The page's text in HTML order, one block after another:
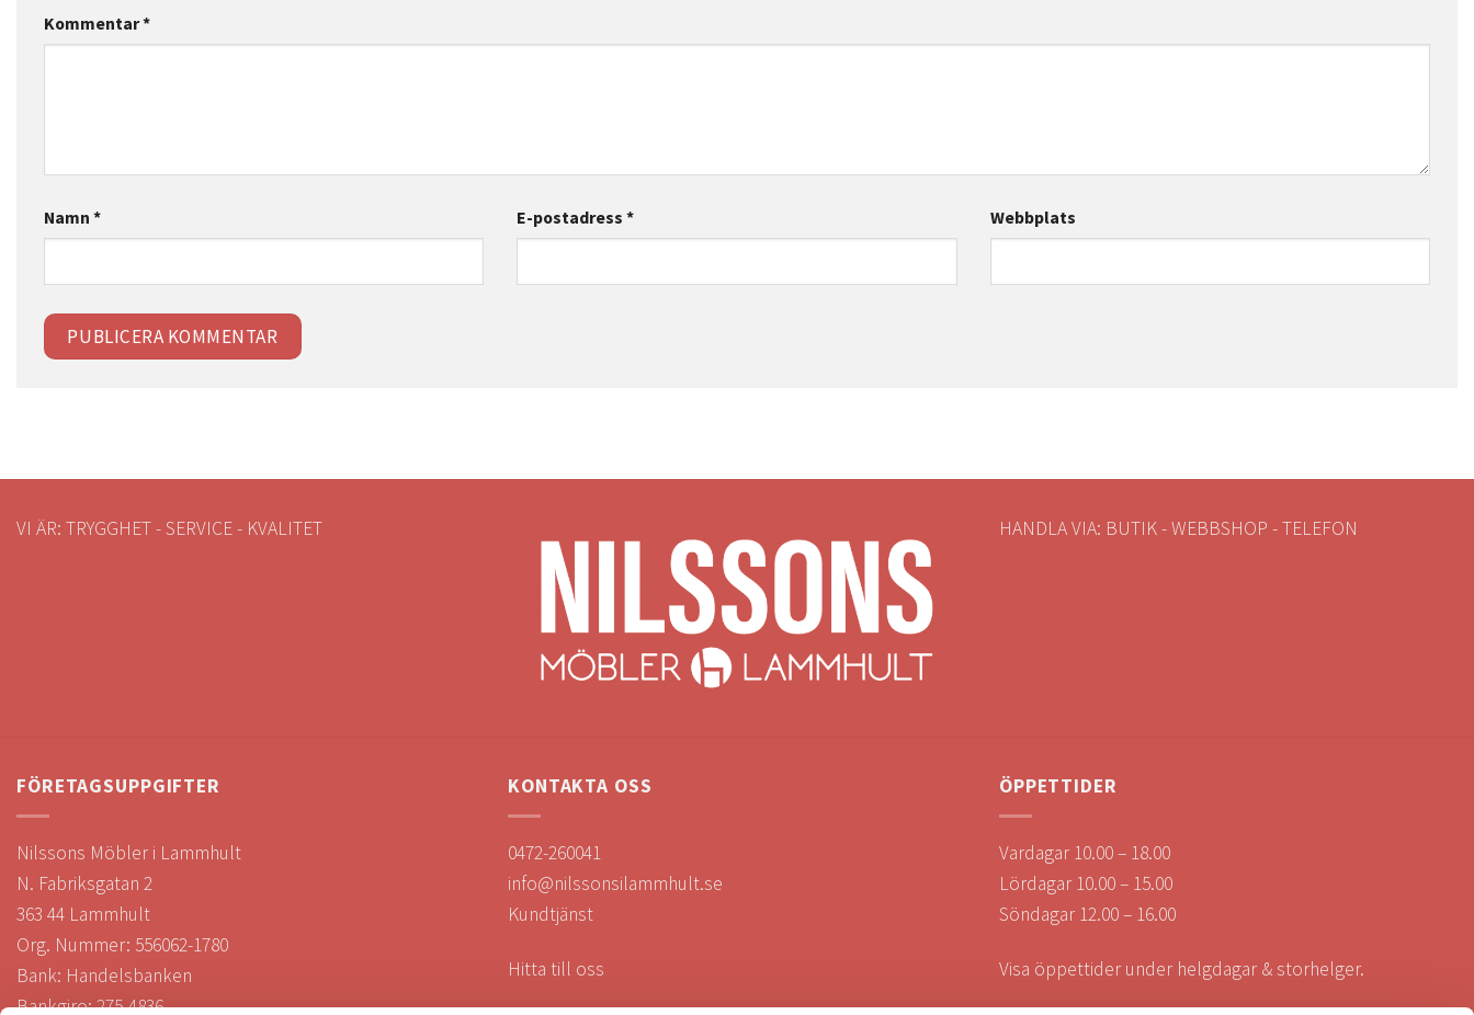
Kommentar*
Namn * E-postadress* Webbplats
VI ÄR: TRYGGHET - SERVICE - KVALITET HANDLA VIA: BUTIK - WEBBSHOP - TELEFON
FÖRETAGSUPPGIFTER
Nilssons Möbler i Lammhult
N. Fabriksgatan 2
363 44 Lammhult
Org. Nummer: 556062-1780
Bank: Handelsbanken
Bankgiro: 275-4836
KONTAKTA OSS
0472-260041
info@nilssonsilammhult.se
Kundtjänst
Hitta till oss
ÖPPETTIDER
Vardagar 10.00 – 18.00
Lördagar 10.00 – 15.00
Söndagar 12.00 – 16.00
Visa öppettider under helgdagar & storhelger.